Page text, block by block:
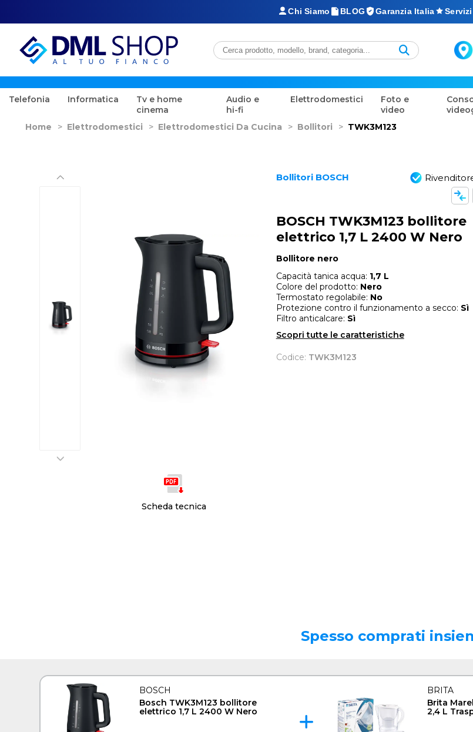
Chi Siamo BLOG Garanzia Italia
Telefonia Informatica
Tv e home
cinema
Audio e
hi-fi
Elettrodomestici
Foto e
video
Home > Elettrodomestici > Elettrodomestici Da Cucina > Bollitori > TWK3M123
Scheda tecnica
Bollitori BOSCH
BOSCH TWK3M123 bollitore
elettrico 1,7 L 2400 W Nero
Bollitore nero
Capacità tanica acqua: 1,7 L
Colore del prodotto: Nero
Termostato regolabile: No
Protezione contro il funzionamento a secco: Sì
Filtro anticalcare: Sì
Scopri tutte le caratteristiche
Codice: TWK3M123
Spesso comprati
BOSCH
Bosch TWK3M123 bollitore
elettrico 1,7 L 2400 W Nero
BRITA
Brita
2,4 L